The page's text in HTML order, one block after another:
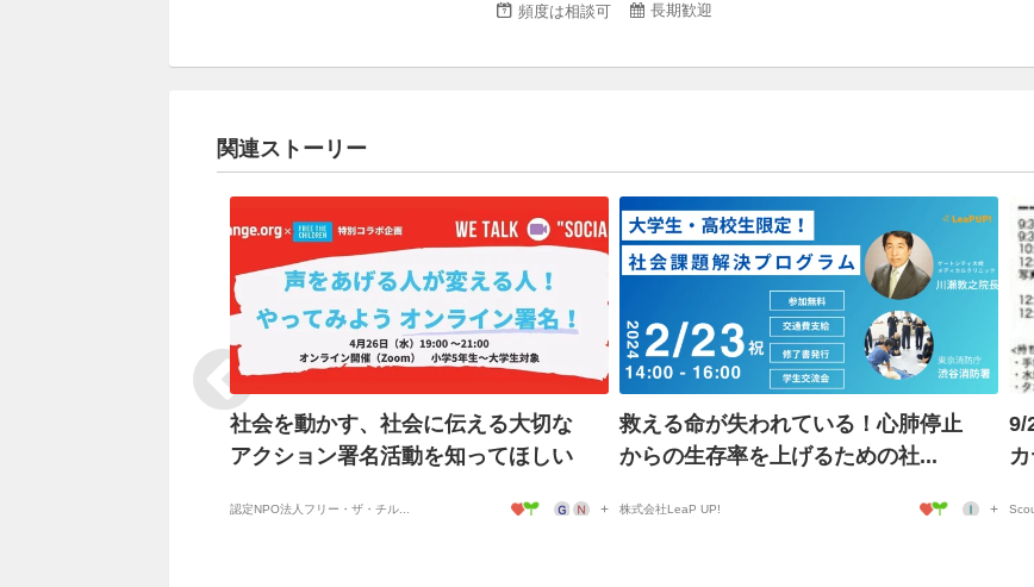
頻度は相談可
長期歓迎
関連ストーリー
社会を動かす、社会に伝える大切な
アクション署名活動を知ってほしい
認定NPO法人フリー・ザ・チル...
救える命が失われている！心肺停止
からの生存率を上げるための社...
株式会社LeaP UP!
9/